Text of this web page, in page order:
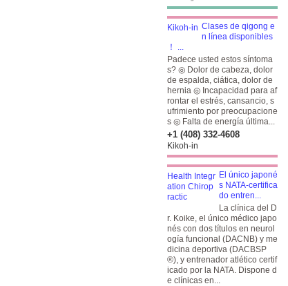
Clases de qigong e
n línea disponibles
！ ...
Padece usted estos síntoma
s? ◎ Dolor de cabeza, dolor
de espalda, ciática, dolor de
hernia ◎ Incapacidad para af
rontar el estrés, cansancio, s
ufrimiento por preocupacione
s ◎ Falta de energía última...
+1 (408) 332-4608
Kikoh-in
El único japoné
s NATA-certifica
do entren...
La clínica del D
r. Koike, el único médico japo
nés con dos títulos en neurol
ogía funcional (DACNB) y me
dicina deportiva (DACBSP
®), y entrenador atlético certif
icado por la NATA. Dispone d
e clínicas en...